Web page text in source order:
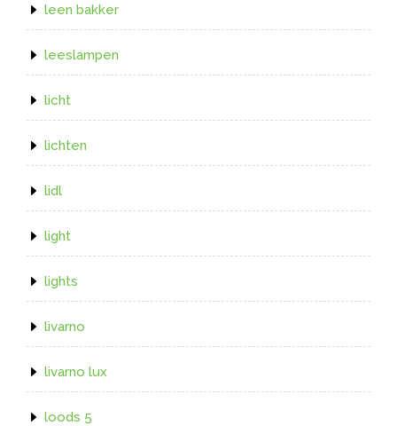
leen bakker
leeslampen
licht
lichten
lidl
light
lights
livarno
livarno lux
loods 5